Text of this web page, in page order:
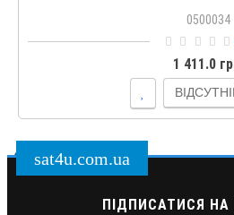
0500034
1 411.0
sat4u.com.ua
ПІДПИСАТИСЯ